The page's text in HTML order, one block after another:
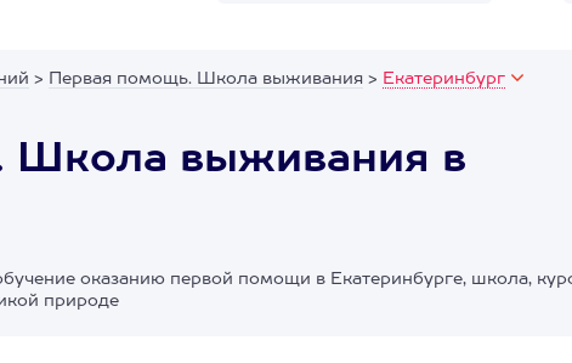
> Первая помощь. Школа выживания > Екатеринбург
Школа выживания в
оказанию первой помощи в Екатеринбурге, школа,
природе